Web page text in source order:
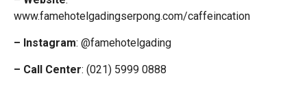
www.famehotelgadingserpong.com/caffeincation
– Instagram: @famehotelgading
– Call Center: (021) 5999 0888